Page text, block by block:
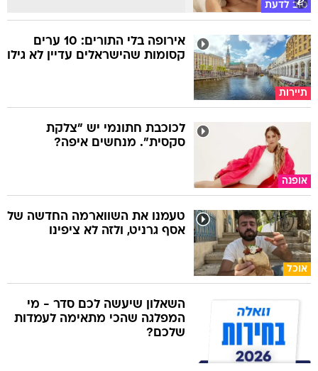
טוב לדעת
תיירות
אירופה בלי התורים: 10 ערים
קסומות שהישראלים עדיין לא גילו
אופנה
לכוכבת חתונמי יש "צלקת
סקסית". מנחשים איפה?
אוכל
טעמנו את השווארמה החדשה של
אסף גרניט, ולזה לא ציפינו
השאלון שיעשה לכם סדר - מי
המפלגה שהכי מתאימה לעמדות
שלכם?